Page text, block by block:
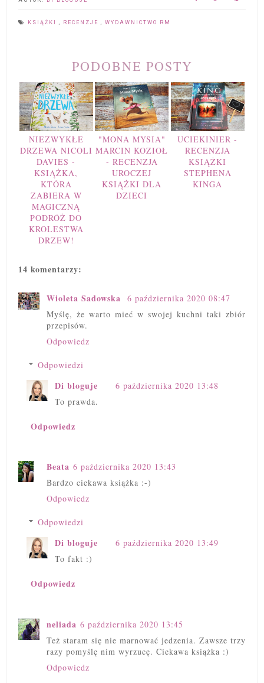
KSIĄŻKI , RECENZJE , WYDAWNICTWO RM
PODOBNE POSTY
NIEZWYKŁE
DRZEWA NICOLI
DAVIES -
KSIĄŻKA,
KTÓRA
ZABIERA W
MAGICZNĄ
PODRÓŻ DO
KROLESTWA
DRZEW!
"MONA MYSIA"
MARCIN KOZIOŁ
- RECENZJA
UROCZEJ
KSIĄŻKI DLA
DZIECI
UCIEKINIER -
RECENZJA
KSIĄŻKI
STEPHENA
KINGA
14 komentarzy:
Wioleta Sadowska
6 października 2020 08:47
Myślę, że warto mieć w swojej kuchni taki zbiór
przepisów.
Odpowiedz
Odpowiedzi
Di bloguje
6 października 2020 13:48
To prawda.
Odpowiedz
Beata 6 października 2020 13:43
Bardzo ciekawa książka :-)
Odpowiedz
Odpowiedzi
Di bloguje
6 października 2020 13:49
To fakt :)
Odpowiedz
neliada 6 października 2020 13:45
Też staram się nie marnować jedzenia. Zawsze trzy
razy pomyślę nim wyrzucę. Ciekawa książka :)
Odpowiedz